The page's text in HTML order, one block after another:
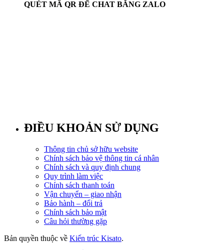
QUÉT MÃ QR ĐỂ CHAT BẰNG ZALO
ĐIỀU KHOẢN SỬ DỤNG
Thông tin chủ sở hữu website
Chính sách bảo vệ thông tin cá nhân
Chính sách và quy định chung
Quy trình làm việc
Chính sách thanh toán
Vận chuyển – giao nhận
Bảo hành – đổi trả
Chính sách bảo mật
Câu hỏi thường gặp
Bản quyền thuộc về Kiến trúc Kisato.